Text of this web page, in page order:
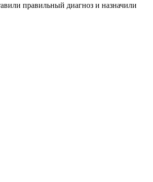
правильный диагноз и назначили